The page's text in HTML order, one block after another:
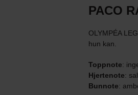
PACO
OLYMPÉA
hun kan.
Toppnote:
Hjertenote:
Bunnote: